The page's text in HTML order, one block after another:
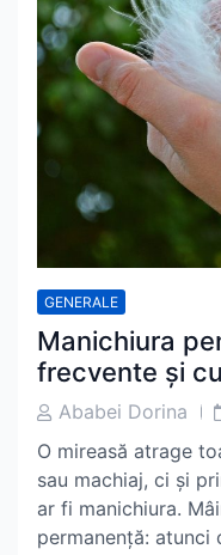
GENERALE
Manichiura
frecvente și
PostAbabei Dorina
O mireasă atrage
sau machiaj, ci și
ar fi manichiura.
permanență: atunci